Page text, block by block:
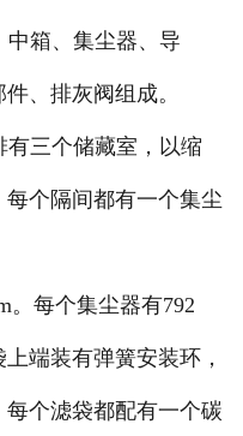
联系我们
箱、集尘器、导
、排灰阀组成。
有三个储藏室，以缩
个隔间都有一个集尘
。每个集尘器有792
端装有弹簧安装环，
个滤袋都配有一个碳